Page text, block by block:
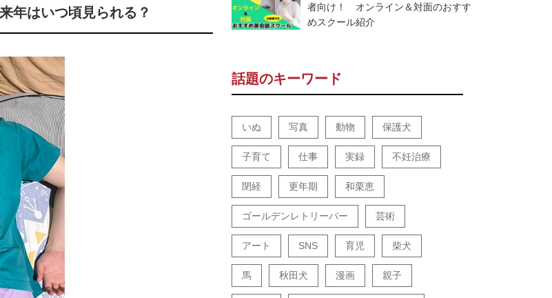
年はいつ頃見られる？
者向け！ オンライン＆対面のおすす
めスクール紹介
話題のキーワード
いぬ 写真 動物 保護犬
子育て 仕事 実録 不妊治療
閉経 更年期 和栗恵
ゴールデンレトリーバー 芸術
アート SNS 育児 柴犬
馬 秋田犬 漫画 親子